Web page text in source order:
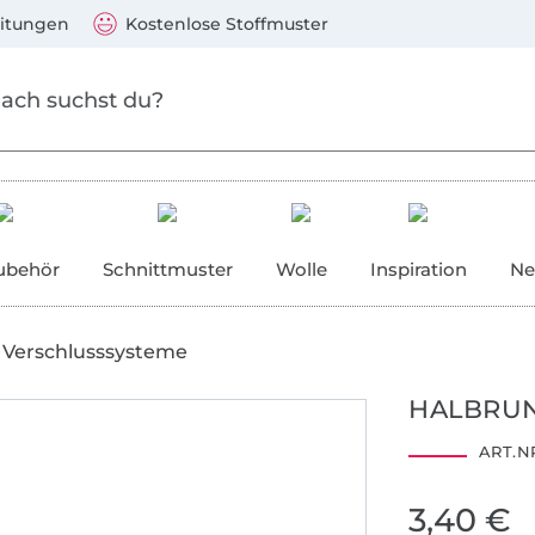
Kostenlose Stoffmuster
Schnittmuster Wolle Inspiration
Verschlusssysteme
3,40 €
Mastercard, PayPal, Giropay, Kauf auf Rechnung,